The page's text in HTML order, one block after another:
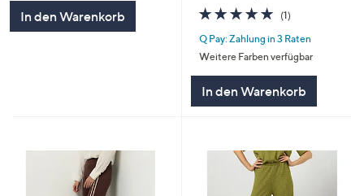
In den Warenkorb
5.0
von
5
(1)1
Q Pay: Zahlung in 3 Raten
Weitere Farben verfügbar
In den Warenkorb